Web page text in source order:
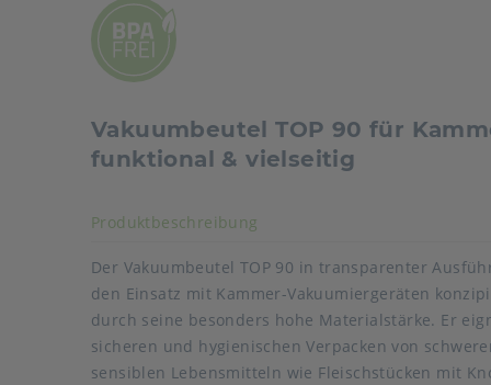
Vakuumbeutel TOP 90 für
funktional & vielseitig
Produktbeschreibung
Der Vakuumbeutel TOP 90 in transparenter
den Einsatz mit Kammer-Vakuumiergeräten
durch seine besonders hohe Materialstärke. Er
sicheren und hygienischen Verpacken von
sensiblen Lebensmitteln wie Fleischstücken mit